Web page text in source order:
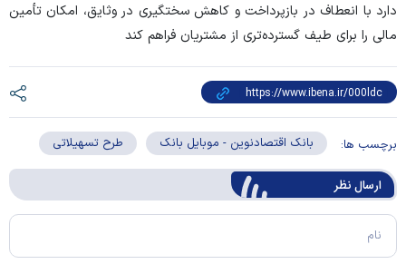
دارد با انعطاف در بازپرداخت و کاهش سختگیری در وثایق، امکان تأمین
مالی را برای طیف گسترده‌تری از مشتریان فراهم کند
برچسب ها: بانک اقتصادنوین - موبایل بانک طرح تسهیلاتی
ارسال‌ نظر